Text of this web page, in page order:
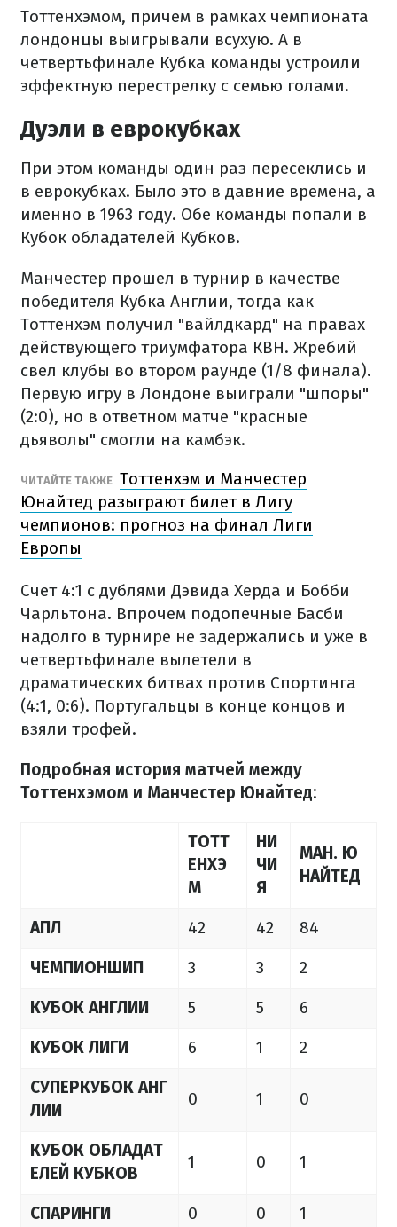
Тоттенхэмом, причем в рамках чемпионата
лондонцы выигрывали всухую. А в
четвертьфинале Кубка команды устроили
эффектную перестрелку с семью голами.
Дуэли в еврокубках
При этом команды один раз пересеклись и
в еврокубках. Было это в давние времена, а
именно в 1963 году. Обе команды попали в
Кубок обладателей Кубков.
Манчестер прошел в турнир в качестве
победителя Кубка Англии, тогда как
Тоттенхэм получил "вайлдкард" на правах
действующего триумфатора КВН. Жребий
свел клубы во втором раунде (1/8 финала).
Первую игру в Лондоне выиграли "шпоры"
(2:0), но в ответном матче "красные
дьяволы" смогли на камбэк.
ЧИТАЙТЕ ТАКЖЕ Тоттенхэм и Манчестер
Юнайтед разыграют билет в Лигу
чемпионов: прогноз на финал Лиги
Европы
Счет 4:1 с дублями Дэвида Херда и Бобби
Чарльтона. Впрочем подопечные Басби
надолго в турнире не задержались и уже в
четвертьфинале вылетели в
драматических битвах против Спортинга
(4:1, 0:6). Португальцы в конце концов и
взяли трофей.
Подробная история матчей между
Тоттенхэмом и Манчестер Юнайтед:
ТОТТ
ЕНХЭ
М
НИ
ЧИ
Я
МАН. Ю
НАЙТЕД
АПЛ 42 42
84
ЧЕМПИОНШИП
3 3
2
КУБОК АНГЛИИ
5 5
6
КУБОК ЛИГИ
6 1
2
СУПЕРКУБОК АНГ
ЛИИ
0 1 0
КУБОК ОБЛАДАТ
ЕЛЕЙ КУБКОВ
1 0 1
СПАРИНГИ 0 0 1